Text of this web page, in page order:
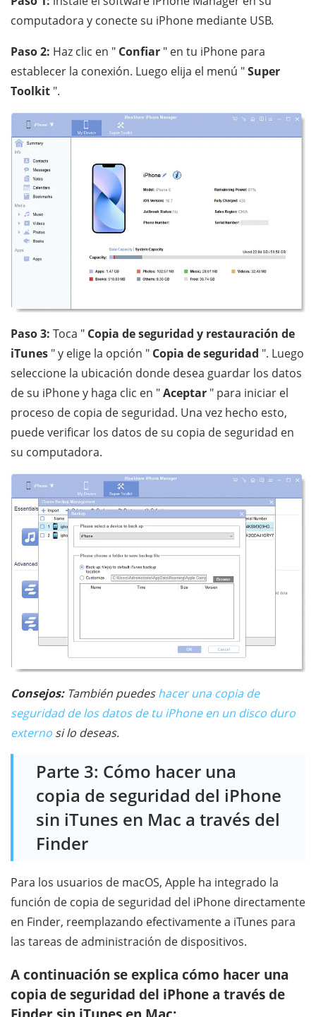
computadora y conecte su iPhone mediante USB.
Paso 2: Haz clic en " Confiar " en tu iPhone para
establecer la conexión. Luego elija el menú "Super
Toolkit ".
Paso 3: Toca " Copia de seguridad y restauración de
iTunes " y elige la opción " Copia de seguridad ". Luego
seleccione la ubicación donde desea guardar los datos
de su iPhone y haga clic en "Aceptar " para iniciar el
proceso de copia de seguridad. Una vez hecho esto,
puede verificar los datos de su copia de seguridad en
su computadora.
Consejos:También puedeshacer una copia de
seguridad de los datos de tu iPhone en un disco duro
externo si lo deseas.
Parte 3: Cómo hacer una
copia de seguridad del iPhone
sin iTunes en Mac a través del
Finder
Para los usuarios de macOS, Apple ha integrado la
función de copia de seguridad del iPhone directamente
en Finder, reemplazando efectivamente a iTunes para
las tareas de administración de dispositivos.
A continuación se explica cómo hacer una
copia de seguridad del iPhone a través de